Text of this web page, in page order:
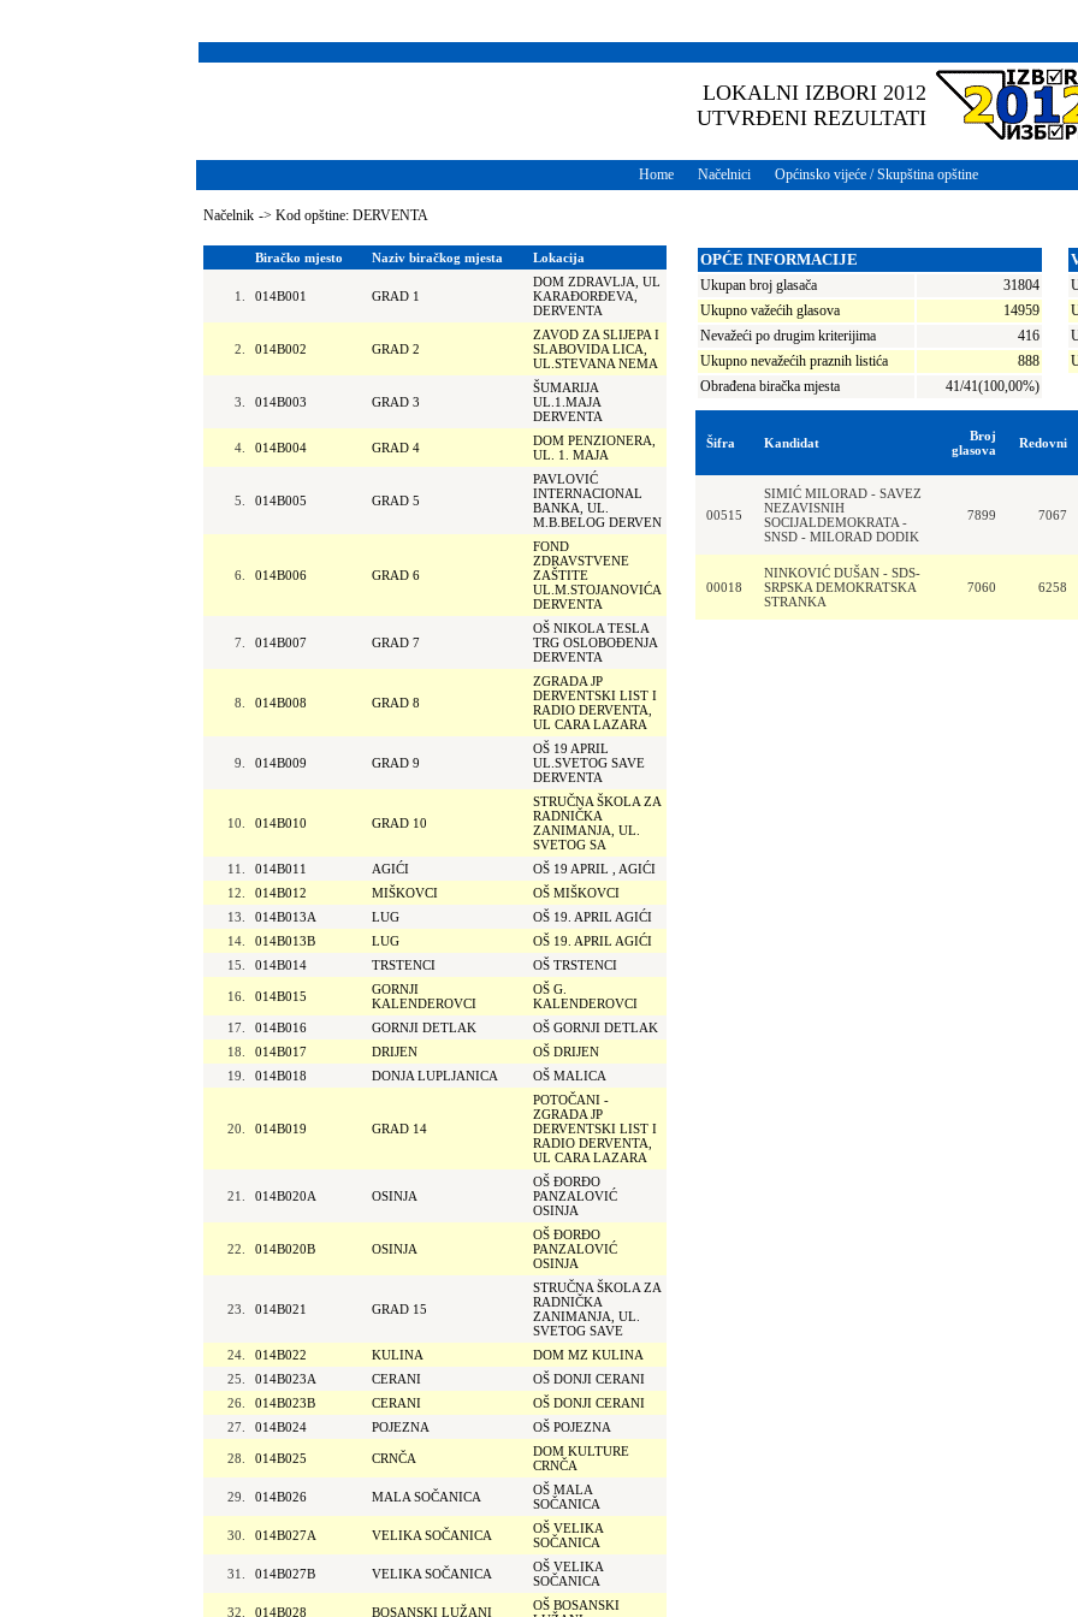
LOKALNI IZBORI 2012
UTVRĐENI REZULTATI
Home Načelnici Općinsko vijeće / Skupština opštine
Načelnik -> Kod opštine: DERVENTA
Biračko mjesto Naziv biračkog mjesta Lokacija
1. 014B001 GRAD 1
DOM ZDRAVLJA, UL
KARAĐORĐEVA,
DERVENTA
2. 014B002 GRAD 2
ZAVOD ZA SLIJEPA I
SLABOVIDA LICA,
UL.STEVANA NEMA
3. 014B003 GRAD 3
ŠUMARIJA
UL.1.MAJA
DERVENTA
4. 014B004 GRAD 4
DOM PENZIONERA,
UL. 1. MAJA
5. 014B005 GRAD 5
PAVLOVIĆ
INTERNACIONAL
BANKA, UL.
M.B.BELOG DERVEN
6. 014B006 GRAD 6
FOND
ZDRAVSTVENE
ZAŠTITE
UL.M.STOJANOVIĆA
DERVENTA
7. 014B007 GRAD 7
OŠ NIKOLA TESLA
TRG OSLOBOĐENJA
DERVENTA
8. 014B008 GRAD 8
ZGRADA JP
DERVENTSKI LIST I
RADIO DERVENTA,
UL CARA LAZARA
9. 014B009 GRAD 9
OŠ 19 APRIL
UL.SVETOG SAVE
DERVENTA
10. 014B010 GRAD 10
STRUČNA ŠKOLA ZA
RADNIČKA
ZANIMANJA, UL.
SVETOG SA
11.
014B011 AGIĆI
OŠ 19 APRIL , AGIĆI
12.
014B012 MIŠKOVCI
OŠ MIŠKOVCI
13.
014B013A LUG
OŠ 19. APRIL AGIĆI
14.
014B013B LUG
OŠ 19. APRIL AGIĆI
15.
014B014 TRSTENCI OŠ TRSTENCI
16. 014B015
GORNJI
KALENDEROVCI
OŠ G.
KALENDEROVCI
17.
014B016 GORNJI DETLAK
OŠ GORNJI DETLAK
18.
014B017 DRIJEN
OŠ DRIJEN
19.
014B018 DONJA LUPLJANICA OŠ MALICA
20. 014B019 GRAD 14
POTOČANI -
ZGRADA JP
DERVENTSKI LIST I
RADIO DERVENTA,
UL CARA LAZARA
21. 014B020A OSINJA
OŠ ĐORĐO
PANZALOVIĆ
OSINJA
22. 014B020B OSINJA
OŠ ĐORĐO
PANZALOVIĆ
OSINJA
23. 014B021 GRAD 15
STRUČNA ŠKOLA ZA
RADNIČKA
ZANIMANJA, UL.
SVETOG SAVE
24.
014B022 KULINA
DOM MZ KULINA
25.
014B023A CERANI
OŠ DONJI CERANI
26.
014B023B CERANI
OŠ DONJI CERANI
27.
014B024 POJEZNA OŠ POJEZNA
28. 014B025 CRNČA
DOM KULTURE
CRNČA
29. 014B026 MALA SOČANICA
OŠ MALA
SOČANICA
30. 014B027A VELIKA SOČANICA
OŠ VELIKA
SOČANICA
31. 014B027B VELIKA SOČANICA
OŠ VELIKA
SOČANICA
32. 014B028 BOSANSKI LUŽANI
OŠ BOSANSKI
OPĆE INFORMACIJE
Ukupan broj glasača
31804
Ukupno važećih glasova
14959
Nevažeći po drugim kriterijima
416
Ukupno nevažećih praznih listića
888
Obrađena biračka mjesta
41/41(100,00%)
Šifra Kandidat
Broj
glasova
Redovni
00515
SIMIĆ MILORAD - SAVEZ
NEZAVISNIH
SOCIJALDEMOKRATA -
SNSD - MILORAD DODIK
7899 7067
00018
NINKOVIĆ DUŠAN - SDS-
SRPSKA DEMOKRATSKA
STRANKA
7060 6258